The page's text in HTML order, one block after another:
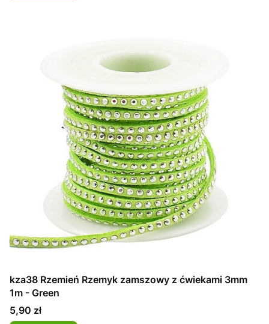
kza38 Rzemień Rzemyk zamszowy z ćwiekami 3mm
1m - Green
Cena
5,90 zł